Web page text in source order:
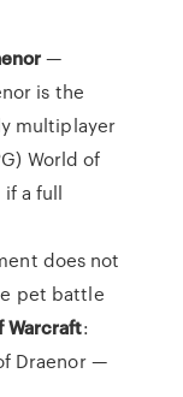
—
is the
multiplayer
World of
a full
does not
pet battle
Warcraft:
Draenor —